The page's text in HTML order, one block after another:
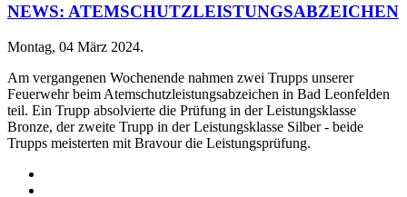
NEWS: ATEMSCHUTZLEISTUNGSABZEICHEN
Montag, 04 März 2024.
Am vergangenen Wochenende nahmen zwei Trupps unserer
Feuerwehr beim Atemschutzleistungsabzeichen in Bad Leonfelden
teil. Ein Trupp absolvierte die Prüfung in der Leistungsklasse
Bronze, der zweite Trupp in der Leistungsklasse Silber - beide
Trupps meisterten mit Bravour die Leistungsprüfung.